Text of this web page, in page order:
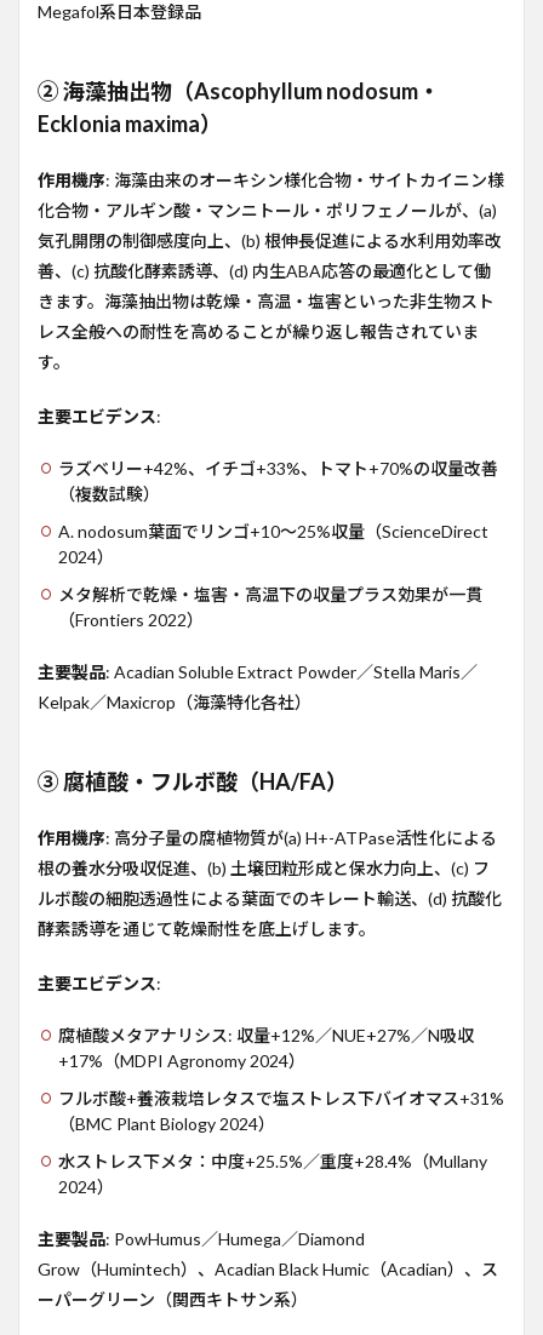
イベ
前・
進行
中
開
花・
登熟
5
経営
判断
単位
で評
る
内部
リン
深掘
りす
7
まと
8
参考
Megafol系日本登録品
② 海藻抽出物（Ascophyllum nodosum・
Ecklonia maxima）
作用機序: 海藻由来のオーキシン様化合物・サイトカイニン様
化合物・アルギン酸・マンニトール・ポリフェノールが、(a)
気孔開閉の制御感度向上、(b) 根伸長促進による水利用効率改
善、(c) 抗酸化酵素誘導、(d) 内生ABA応答の最適化として働
きます。海藻抽出物は乾燥・高温・塩害といった非生物スト
レス全般への耐性を高めることが繰り返し報告されていま
す。
主要エビデンス:
ラズベリー+42%、イチゴ+33%、トマト+70%の収量改善
（複数試験）
A. nodosum葉面でリンゴ+10〜25%収量（ScienceDirect
2024）
メタ解析で乾燥・塩害・高温下の収量プラス効果が一貫
（Frontiers 2022）
主要製品: Acadian Soluble Extract Powder／Stella Maris／
Kelpak／Maxicrop（海藻特化各社）
③ 腐植酸・フルボ酸（HA/FA）
作用機序: 高分子量の腐植物質が(a) H+-ATPase活性化による
根の養水分吸収促進、(b) 土壌団粒形成と保水力向上、(c) フ
ルボ酸の細胞透過性による葉面でのキレート輸送、(d) 抗酸化
酵素誘導を通じて乾燥耐性を底上げします。
主要エビデンス:
腐植酸メタアナリシス: 収量+12%／NUE+27%／N吸収
+17%（MDPI Agronomy 2024）
フルボ酸+養液栽培レタスで塩ストレス下バイオマス+31%
（BMC Plant Biology 2024）
水ストレス下メタ：中度+25.5%／重度+28.4%（Mullany
2024）
主要製品: PowHumus／Humega／Diamond
Grow（Humintech）、Acadian Black Humic（Acadian）、ス
ーパーグリーン（関西キトサン系）